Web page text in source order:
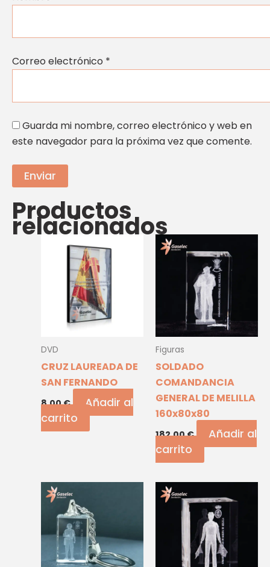
Correo electrónico *
Guarda mi nombre, correo electrónico y web en
este navegador para la próxima vez que comente.
Productos
relacionados
DVD
CRUZ LAUREADA DE
SAN FERNANDO
8,00€
Añadir al
carrito
Figuras
SOLDADO
COMANDANCIA
GENERAL DE MELILLA
160x80x80
182,00€
Añadir al
carrito